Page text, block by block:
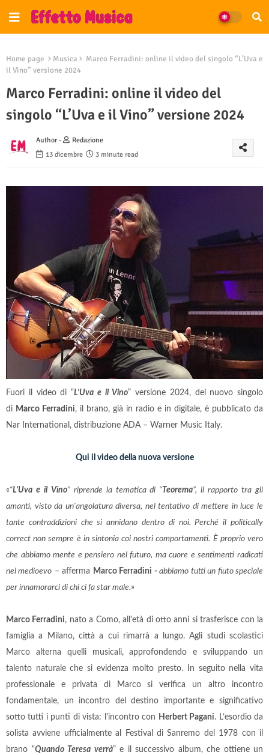
Home page Musica
Marco Ferradini: online il video del singolo “L’Uva e
il Vino” versione 2024
Marco Ferradini: online il video del
singolo “L’Uva e il Vino” versione 2024
Author -
Redazione
13 dicembre
3 minute read
Fuori il video di “L’Uva e il Vino” versione 2024, del nuovo singolo
di Marco Ferradini, il brano, già in radio e in digitale, è pubblicato da
Nar International, distribuzione ADA – Warner Music Italy.
Qui il video della nuova versione
«“L'Uva e il Vino” riprende la tematica di “Teorema”, il rapporto tra gli
amanti, visto da un'angolatura diversa, nel tentativo di mettere in luce le
tante contraddizioni che si annidano dentro di noi. Perché il politically
correct non sempre è in sintonia coi nostri comportamenti. È proprio vero
che abbiamo mente e pensiero nel futuro, ma cuore e sentimenti radicati
nel medioevo – afferma Marco Ferradini -abbiamo tutti un fiuto speciale
per innamorarci di chi ci fa star male.»
Marco Ferradini, nato a Como, all'età di otto anni si trasferisce con la
famiglia a Milano, città a cui rimarrà a lungo. Agli studi scolastici
Marco alterna quelli musicali, approfondendo e sviluppando un
talento naturale che si evidenza molto presto. In seguito nella vita
professionale e privata di Marco si verifica un altro incontro
fondamentale, un incontro del destino importante e significativo
sotto tutti i punti di vista: l'incontro con
Herbert Pagani. L’esordio da
solista avviene ufficialmente al Festival di Sanremo del 1978 con il
brano “Quando Teresa verrà” e il successivo album, che ottiene un